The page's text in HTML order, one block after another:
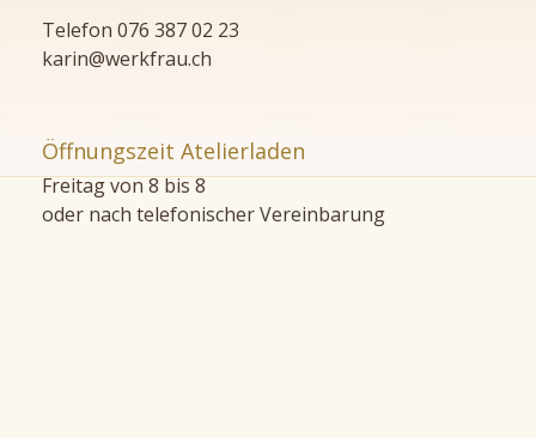
Telefon 076 387 02 23
karin@werkfrau.ch
Öffnungszeit Atelierladen
Freitag von 8 bis 8
oder nach telefonischer Vereinbarung